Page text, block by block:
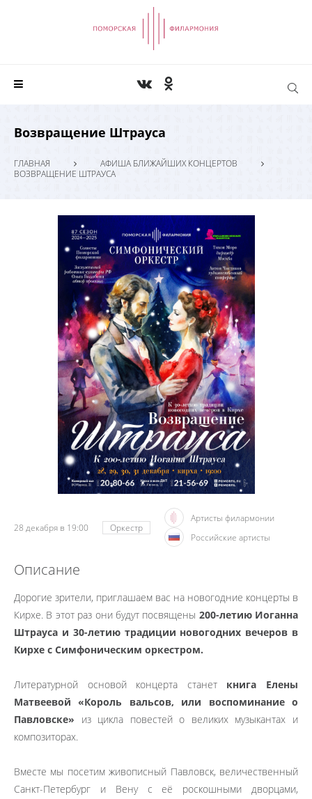
Возвращение Штрауса
ГЛАВНАЯ
АФИША БЛИЖАЙШИХ КОНЦЕРТОВ
ВОЗВРАЩЕНИЕ ШТРАУСА
28 декабря в 19:00 Оркестр
Артисты филармонии
Российские артисты
Описание
Дорогие зрители, приглашаем вас на новогодние концерты в
Кирхе. В этот раз они будут посвящены 200-летию Иоганна
Штрауса и 30-летию традиции новогодних вечеров в
Кирхе с Симфоническим оркестром.
Литературной основой концерта станет книга Елены
Матвеевой «Король вальсов, или воспоминание о
Павловске» из цикла повестей о великих музыкантах и
композиторах.
Вместе мы посетим живописный Павловск, величественный
Санкт-Петербург и Вену с её роскошными дворцами,